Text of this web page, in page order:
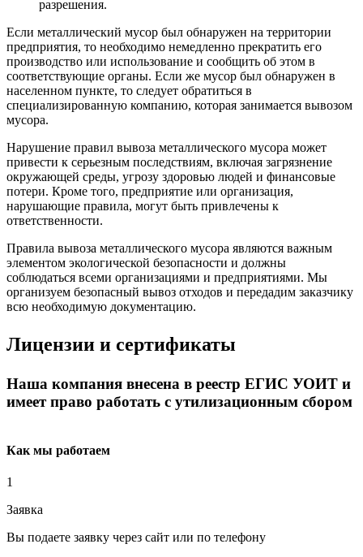
разрешения.
Если металлический мусор был обнаружен на территории
предприятия, то необходимо немедленно прекратить его
производство или использование и сообщить об этом в
соответствующие органы. Если же мусор был обнаружен в
населенном пункте, то следует обратиться в
специализированную компанию, которая занимается вывозом
мусора.
Нарушение правил вывоза металлического мусора может
привести к серьезным последствиям, включая загрязнение
окружающей среды, угрозу здоровью людей и финансовые
потери. Кроме того, предприятие или организация,
нарушающие правила, могут быть привлечены к
ответственности.
Правила вывоза металлического мусора являются важным
элементом экологической безопасности и должны
соблюдаться всеми организациями и предприятиями. Мы
организуем безопасный вывоз отходов и передадим заказчику
всю необходимую документацию.
Лицензии и сертификаты
Наша компания внесена в реестр ЕГИС УОИТ и
имеет право работать с утилизационным сбором
Как мы работаем
1
Заявка
Вы подаете заявку через сайт или по телефону